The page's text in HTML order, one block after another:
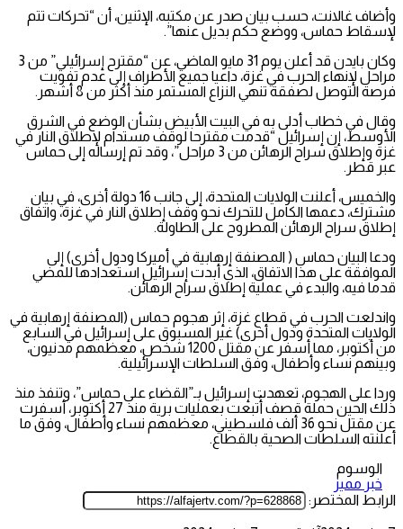
وأضاف غالانت، حسب بيان صدر عن مكتبه، الإثنين، أن “تحركات تتم
لإسقاط حماس، ووضع حكم بديل عنها”.
وكان بايدن قد أعلن يوم 31 مايو الماضي، عن “مقترح إسرائيلي” من 3
مراحل لإنهاء الحرب في غزة، داعيا جميع الأطراف إلى عدم تفويت
فرصة التوصل لصفقة تنهي النزاع المستمر منذ أكثر من 8 أشهر.
وقال في خطاب أدلى به في البيت الأبيض بشأن الوضع في الشرق
الأوسط، إن إسرائيل “قدمت مقترحا لوقف مستدام لإطلاق النار في
غزة وإطلاق سراح الرهائن من 3 مراحل”، وقد تم إرساله إلى حماس
عبر قطر.
والخميس، أعلنت الولايات المتحدة، إلى جانب 16 دولة أخرى، في بيان
مشترك، دعمها الكامل للتحرك نحو وقف إطلاق النار في غزة، واتفاق
إطلاق سراح الرهائن المطروح على الطاولة.
ودعا البيان حماس ( المصنفة إرهابية في أميركا ودول أخرى) إلى
الموافقة على هذا الاتفاق، الذي أبدت إسرائيل استعدادها للمضي
قدما فيه، والبدء في عملية إطلاق سراح الرهائن.
واندلعت الحرب في قطاع غزة، إثر هجوم حماس (المصنفة إرهابية في
الولايات المتحدة ودول أخرى) غير المسبوق على إسرائيل في السابع
من أكتوبر، مما أسفر عن مقتل 1200 شخص، معظمهم مدنيون،
وبينهم نساء وأطفال، وفق السلطات الإسرائيلية.
وردا على الهجوم، تعهدت إسرائيل بـ”القضاء على حماس”، وتنفذ منذ
ذلك الحين حملة قصف أُتبعت بعمليات برية منذ 27 أكتوبر، أسفرت
عن مقتل نحو 36 ألف فلسطيني، معظمهم نساء وأطفال، وفق ما
أعلنته السلطات الصحية بالقطاع.
الوسوم
خبر مميز
الرابط المختصر: